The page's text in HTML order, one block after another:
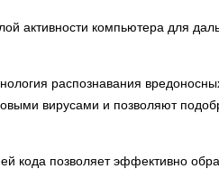
активности компьютера для
распознавания
вирусами и позволяют
кода позволяет эффективно